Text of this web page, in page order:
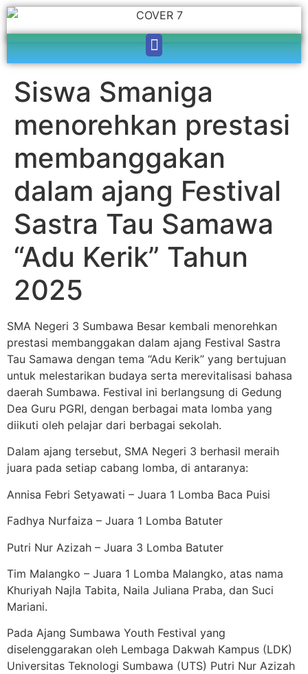
Siswa Smaniga
menorehkan prestasi
membanggakan
dalam ajang Festival
Sastra Tau Samawa
“Adu Kerik” Tahun
2025
SMA Negeri 3 Sumbawa Besar kembali menorehkan
prestasi membanggakan dalam ajang Festival Sastra
Tau Samawa dengan tema “Adu Kerik” yang bertujuan
untuk melestarikan budaya serta merevitalisasi bahasa
daerah Sumbawa. Festival ini berlangsung di Gedung
Dea Guru PGRI, dengan berbagai mata lomba yang
diikuti oleh pelajar dari berbagai sekolah.
Dalam ajang tersebut, SMA Negeri 3 berhasil meraih
juara pada setiap cabang lomba, di antaranya:
Annisa Febri Setyawati – Juara 1 Lomba Baca Puisi
Fadhya Nurfaiza – Juara 1 Lomba Batuter
Putri Nur Azizah – Juara 3 Lomba Batuter
Tim Malangko – Juara 1 Lomba Malangko, atas nama
Khuriyah Najla Tabita, Naila Juliana Praba, dan Suci
Mariani.
Pada Ajang Sumbawa Youth Festival yang
diselenggarakan oleh Lembaga Dakwah Kampus (LDK)
Universitas Teknologi Sumbawa (UTS) Putri Nur Azizah